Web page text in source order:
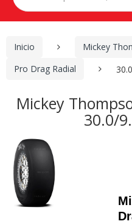
Inicio
Mickey
Pro Drag Radial
Mickey
30.0/